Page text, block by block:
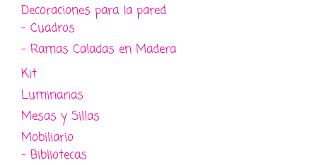
Decoraciones para la pared
- Cuadros
- Ramas Caladas en Madera
Kit
Luminarias
Mesas y Sillas
Mobiliario
- Bibliotecas